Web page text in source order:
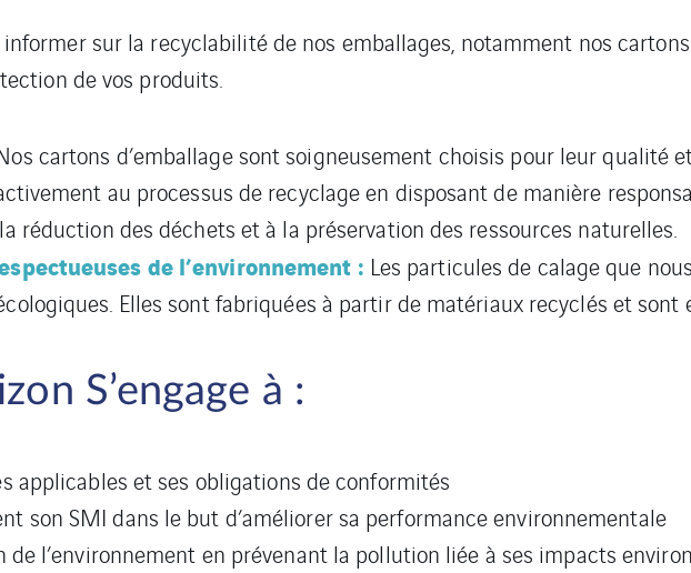
sur la recyclabilité de nos emballages, notamment nos
de vos produits.
cartons d’emballage sont soigneusement choisis pour leur qualité
au processus de recyclage en disposant de manière
réduction des déchets et à la préservation des ressources naturelles.
de l’environnement : Les particules de calage que
Elles sont fabriquées à partir de matériaux recyclés et
S’engage à :
applicables et ses obligations de conformités
son SMI dans le but d’améliorer sa performance environnementale
l’environnement en prévenant la pollution liée à ses impacts